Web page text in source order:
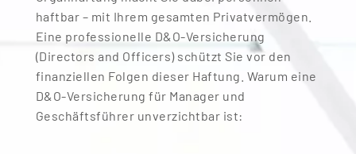
haftbar – mit Ihrem gesamten Privatvermögen.
Eine professionelle D&O-Versicherung
(Directors and Officers) schützt Sie vor den
finanziellen Folgen dieser Haftung. Warum eine
D&O-Versicherung für Manager und
Geschäftsführer unverzichtbar ist: